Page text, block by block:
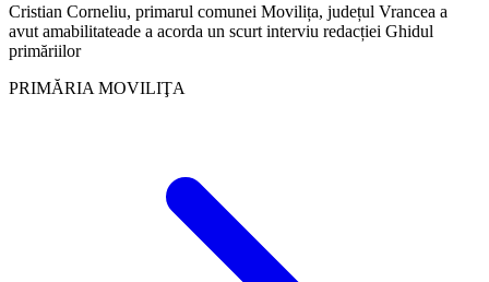
Cristian Corneliu, primarul comunei Movilița, județul Vrancea a
avut amabilitateade a acorda un scurt interviu redacției Ghidul
primăriilor
PRIMĂRIA MOVILIŢA